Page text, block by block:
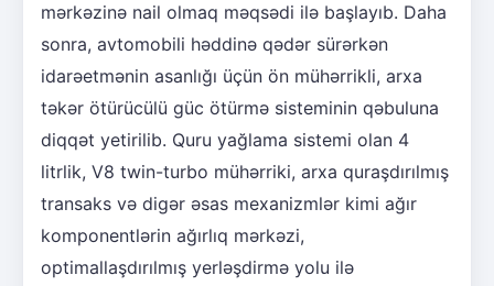
mərkəzinə nail olmaq məqsədi ilə başlayıb. Daha
sonra, avtomobili həddinə qədər sürərkən
idarəetmənin asanlığı üçün ön mühərrikli, arxa
təkər ötürücülü güc ötürmə sisteminin qəbuluna
diqqət yetirilib. Quru yağlama sistemi olan 4
litrlik, V8 twin-turbo mühərriki, arxa quraşdırılmış
transaks və digər əsas mexanizmlər kimi ağır
komponentlərin ağırlıq mərkəzi,
optimallaşdırılmış yerləşdirmə yolu ilə